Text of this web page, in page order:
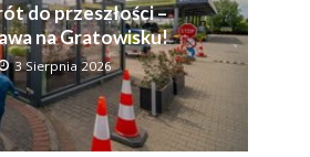
do przeszłości –
na Gratowisku!
3 Sierpnia 2026